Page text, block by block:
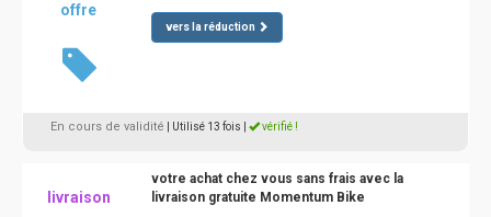
offre
vers la réduction
En cours de validité | Utilisé 13 fois vérifié !
livraison
votre achat chez vous sans frais avec la
livraison gratuite Momentum Bike